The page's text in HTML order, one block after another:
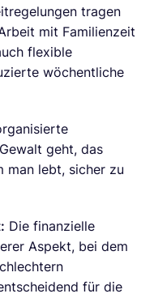
tragen
mit Familienzeit
flexible
wöchentliche
geht, das
man lebt, sicher zu
Die finanzielle
Aspekt, bei dem
für die